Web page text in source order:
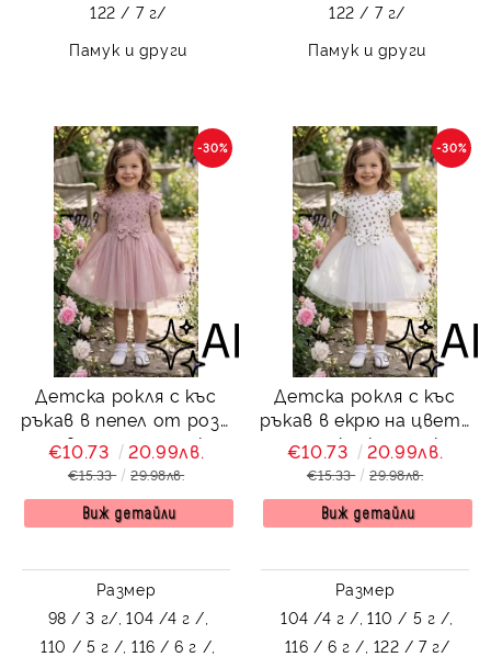
122 / 7 г/
Памук и други
122 / 7 г/
Памук и други
Детска рокля с къс
ръкав в пепел от рози
на цветя с панделка,
къдрички и тюл
-30%
€10.73 20.99лв.
€15.33 29.98лв.
Виж детайли
Размер
98 / 3 г/, 104 /4 г /,
110 / 5 г /, 116 / 6 г /,
Детска рокля с къс
ръкав в екрю на цветя
с панделка, къдрички и
тюл Иванина
-30%
€10.73 20.99лв.
€15.33 29.98лв.
Виж детайли
Размер
104 /4 г /, 110 / 5 г /,
116 / 6 г /, 122 / 7 г/